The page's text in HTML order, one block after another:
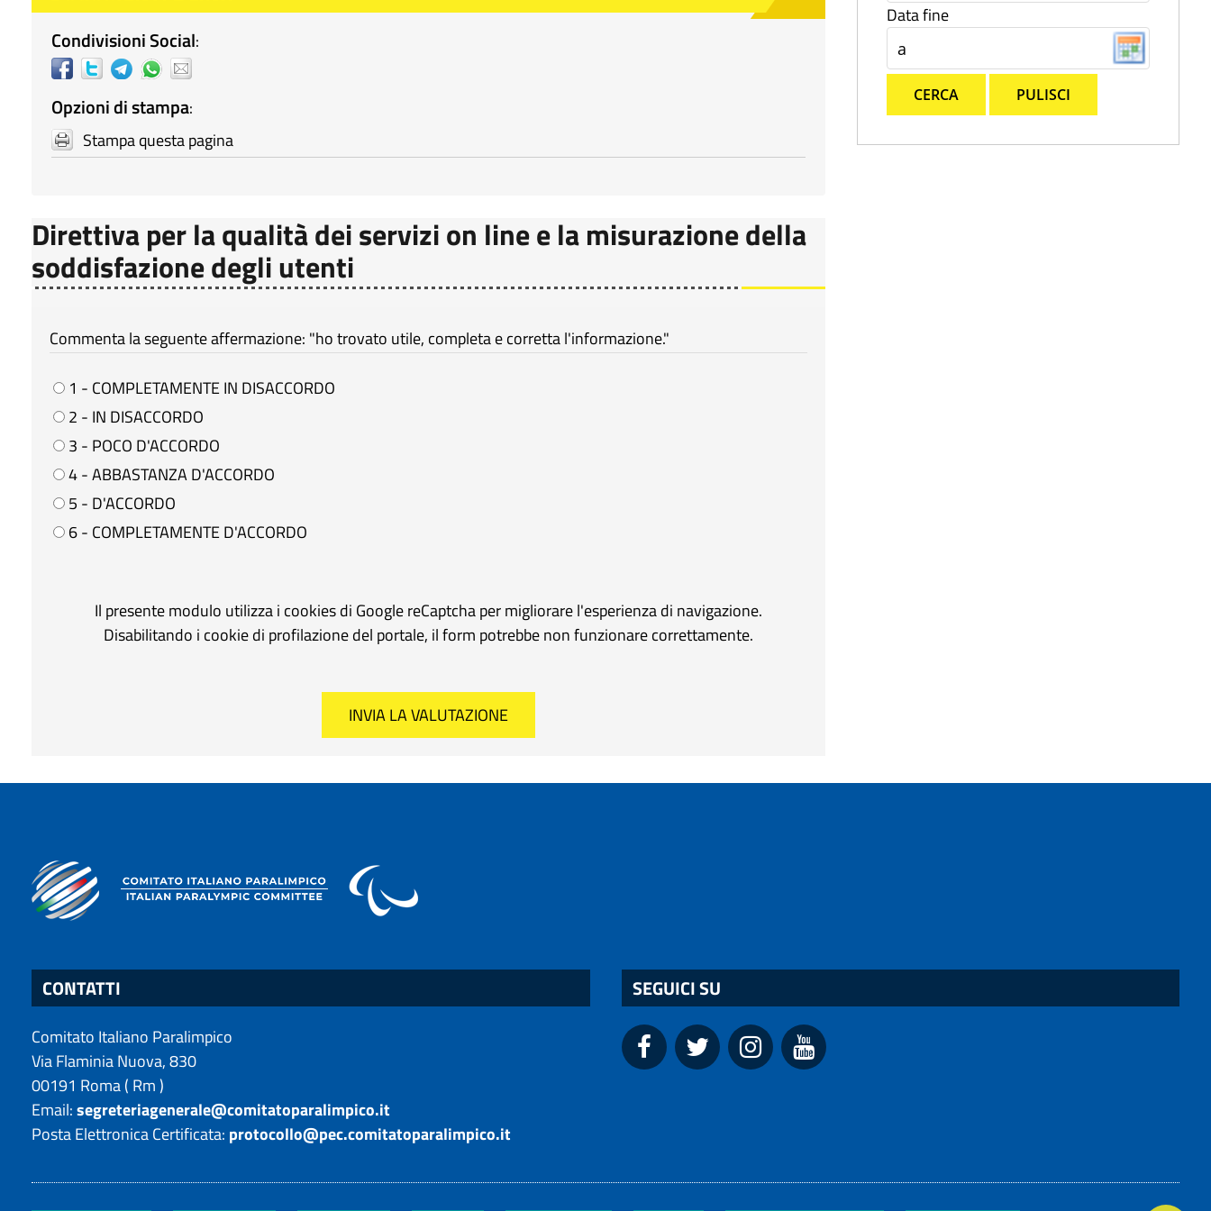
Condivisioni Social:
Opzioni di stampa:
Stampa questa pagina
Direttiva per la qualità dei servizi on line e la misurazione della
soddisfazione degli utenti
Commenta la seguente affermazione: "ho trovato utile, completa e corretta l'informazione."
1 - COMPLETAMENTE IN DISACCORDO
2 - IN DISACCORDO
3 - POCO D'ACCORDO
4 - ABBASTANZA D'ACCORDO
5 - D'ACCORDO
6 - COMPLETAMENTE D'ACCORDO
Il presente modulo utilizza i cookies di Google reCaptcha per migliorare l'esperienza di navigazione.
Disabilitando i cookie di profilazione del portale, il form potrebbe non funzionare correttamente.
Data fine
CERCA PULISCI
CONTATTI
Comitato Italiano Paralimpico
Via Flaminia Nuova, 830
00191 Roma( Rm)
Email:segreteriagenerale@comitatoparalimpico.it
Posta Elettronica Certificata: protocollo@pec.comitatoparalimpico.it
SEGUICI SU